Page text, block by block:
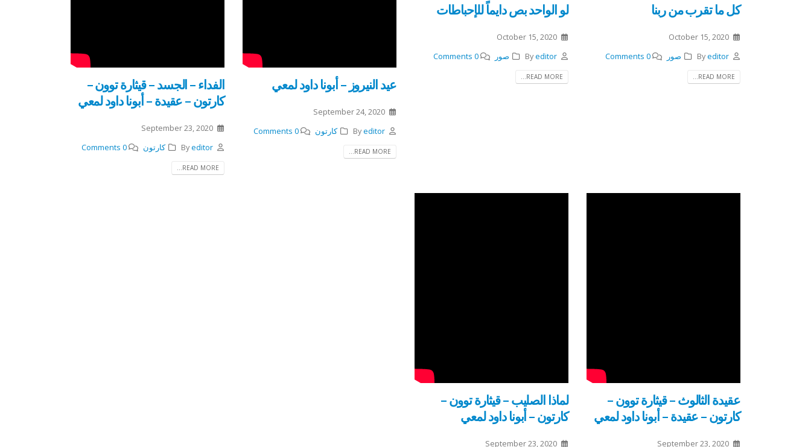
كل ما تقرب من ربنا
October 15, 2020
Byeditor صور 0 Comments
READ MORE...
لو الواحد بص دايماً للإحباطات
October 15, 2020
Byeditor صور 0 Comments
READ MORE... عيد النيروز – أبونا داود لمعي
September 24, 2020
Byeditor كارتون 0 Comments
READ MORE...
الفداء – الجسد – قيثارة توون –
كارتون – عقيدة – أبونا داود لمعي
September 23, 2020
Byeditor كارتون 0 Comments
READ MORE...
عقيدة الثالوث – قيثارة توون –
كارتون – عقيدة – أبونا داود لمعي
September 23, 2020
لماذا الصليب – قيثارة توون –
كارتون – أبونا داود لمعي
September 23, 2020